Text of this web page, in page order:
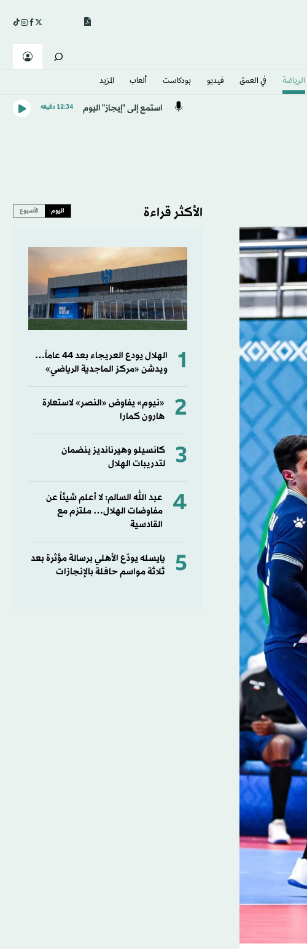
الرياضة في العمق فيديو بودكاست ألعاب المزيد
استمع إلى "إيجاز" اليوم 12:34 دقيقه
الأكثر قراءة اليوم الأسبوع
1
الهلال يودع العريجاء بعد 44 عاماً…
ويدشن «مركز الماجدية الرياضي»
2
«نيوم» يفاوض «النصر» لاستعارة
هارون كمارا
3
كانسيلو وهيرنانديز ينضمان
لتدريبات الهلال
4
عبد الله السالم: لا أعلم شيئاً عن
مفاوضات الهلال… ملتزم مع
القادسية
5
يايسله يودّع الأهلي برسالة مؤثرة بعد
ثلاثة مواسم حافلة بالإنجازات